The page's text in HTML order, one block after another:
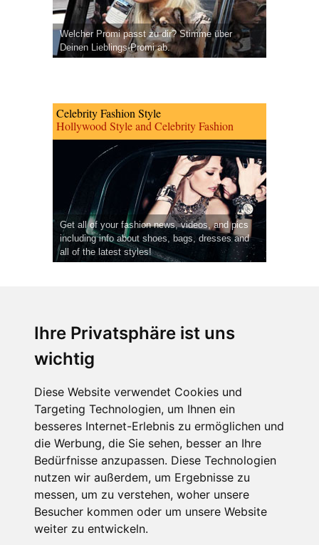
Ihre Privatsphäre ist uns
wichtig
Diese Website verwendet Cookies und
Targeting Technologien, um Ihnen ein
besseres Internet-Erlebnis zu ermöglichen und
die Werbung, die Sie sehen, besser an Ihre
Bedürfnisse anzupassen. Diese Technologien
nutzen wir außerdem, um Ergebnisse zu
messen, um zu verstehen, woher unsere
Besucher kommen oder um unsere Website
weiter zu entwickeln.
Welcher Promi passt zu dir? Stimme über
Deinen Lieblings-Promi ab.
Celebrity Fashion Style
Hollywood Style and Celebrity Fashion
Get all of your fashion news, videos, and pics
including info about shoes, bags, dresses and
all of the latest styles!
CPost.org© 2013-2023 The Celebrity Post.
Terms of Use Privacy | Cookies Policy( Einstellungen ändern
About Us
Advertising
Contact Us